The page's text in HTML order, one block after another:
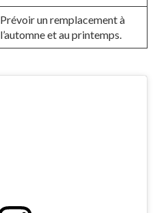
Prévoir un remplacement à
l’automne et au printemps.